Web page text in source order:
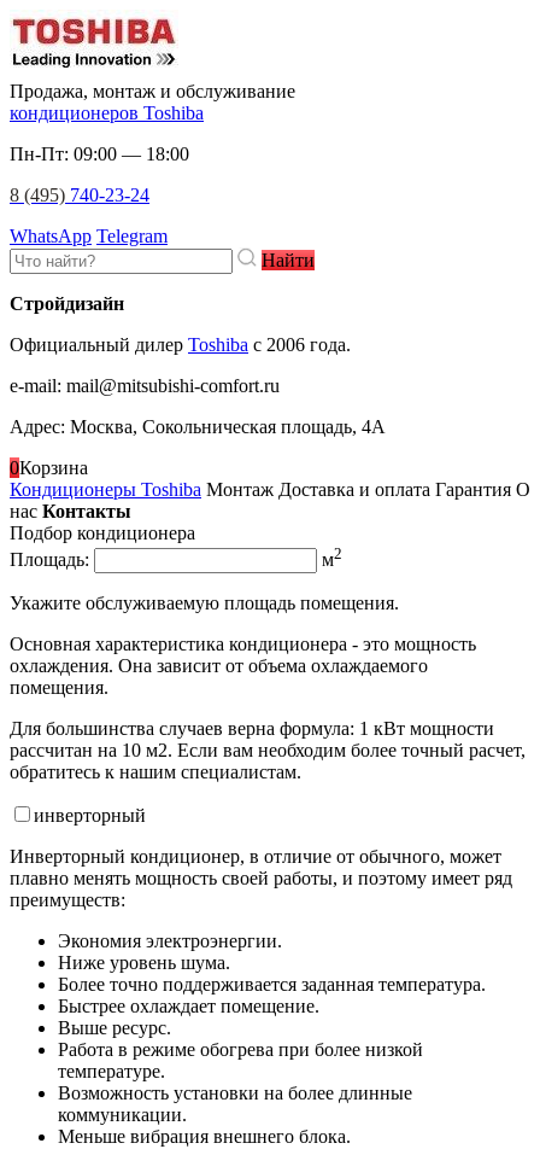
Продажа, монтаж и обслуживание
кондиционеров Toshiba
Пн-Пт: 09:00 — 18:00
8 (495) 740-23-24
WhatsApp Telegram
Найти
Стройдизайн
Официальный дилер Toshiba c 2006 года.
e-mail: mail@mitsubishi-comfort.ru
Адрес: Москва, Сокольническая площадь, 4А
0Корзина
Кондиционеры Toshiba Монтаж Доставка и оплата Гарантия О
нас Контакты
Подбор кондиционера
Площадь:
м2
Укажите обслуживаемую площадь помещения.
Основная характеристика кондиционера - это мощность
охлаждения. Она зависит от объема охлаждаемого
помещения.
Для большинства случаев верна формула: 1 кВт мощности
рассчитан на 10 м2. Если вам необходим более точный расчет,
обратитесь к нашим специалистам.
инверторный
Инверторный кондиционер, в отличие от обычного, может
плавно менять мощность своей работы, и поэтому имеет ряд
преимуществ:
Экономия электроэнергии.
Ниже уровень шума.
Более точно поддерживается заданная температура.
Быстрее охлаждает помещение.
Выше ресурс.
Работа в режиме обогрева при более низкой
температуре.
Возможность установки на более длинные
коммуникации.
Меньше вибрация внешнего блока.